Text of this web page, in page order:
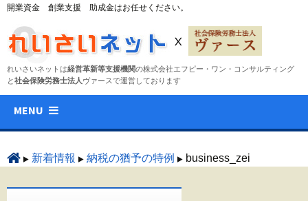
開業資金 創業支援 助成金はお任せください。
れいさいネットは経営革新等支援機関の株式会社エフピー・ワン・コンサルティング
と社会保険労務士法人 ヴァースで運営しております
MENU
ン
へ
新着情報 納税の猶予の特例 business_zei